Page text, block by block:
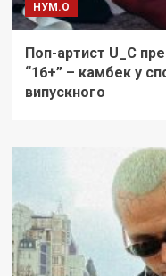
НУМ.О
Поп-артист U_C
“16+” – камбек у
випускного